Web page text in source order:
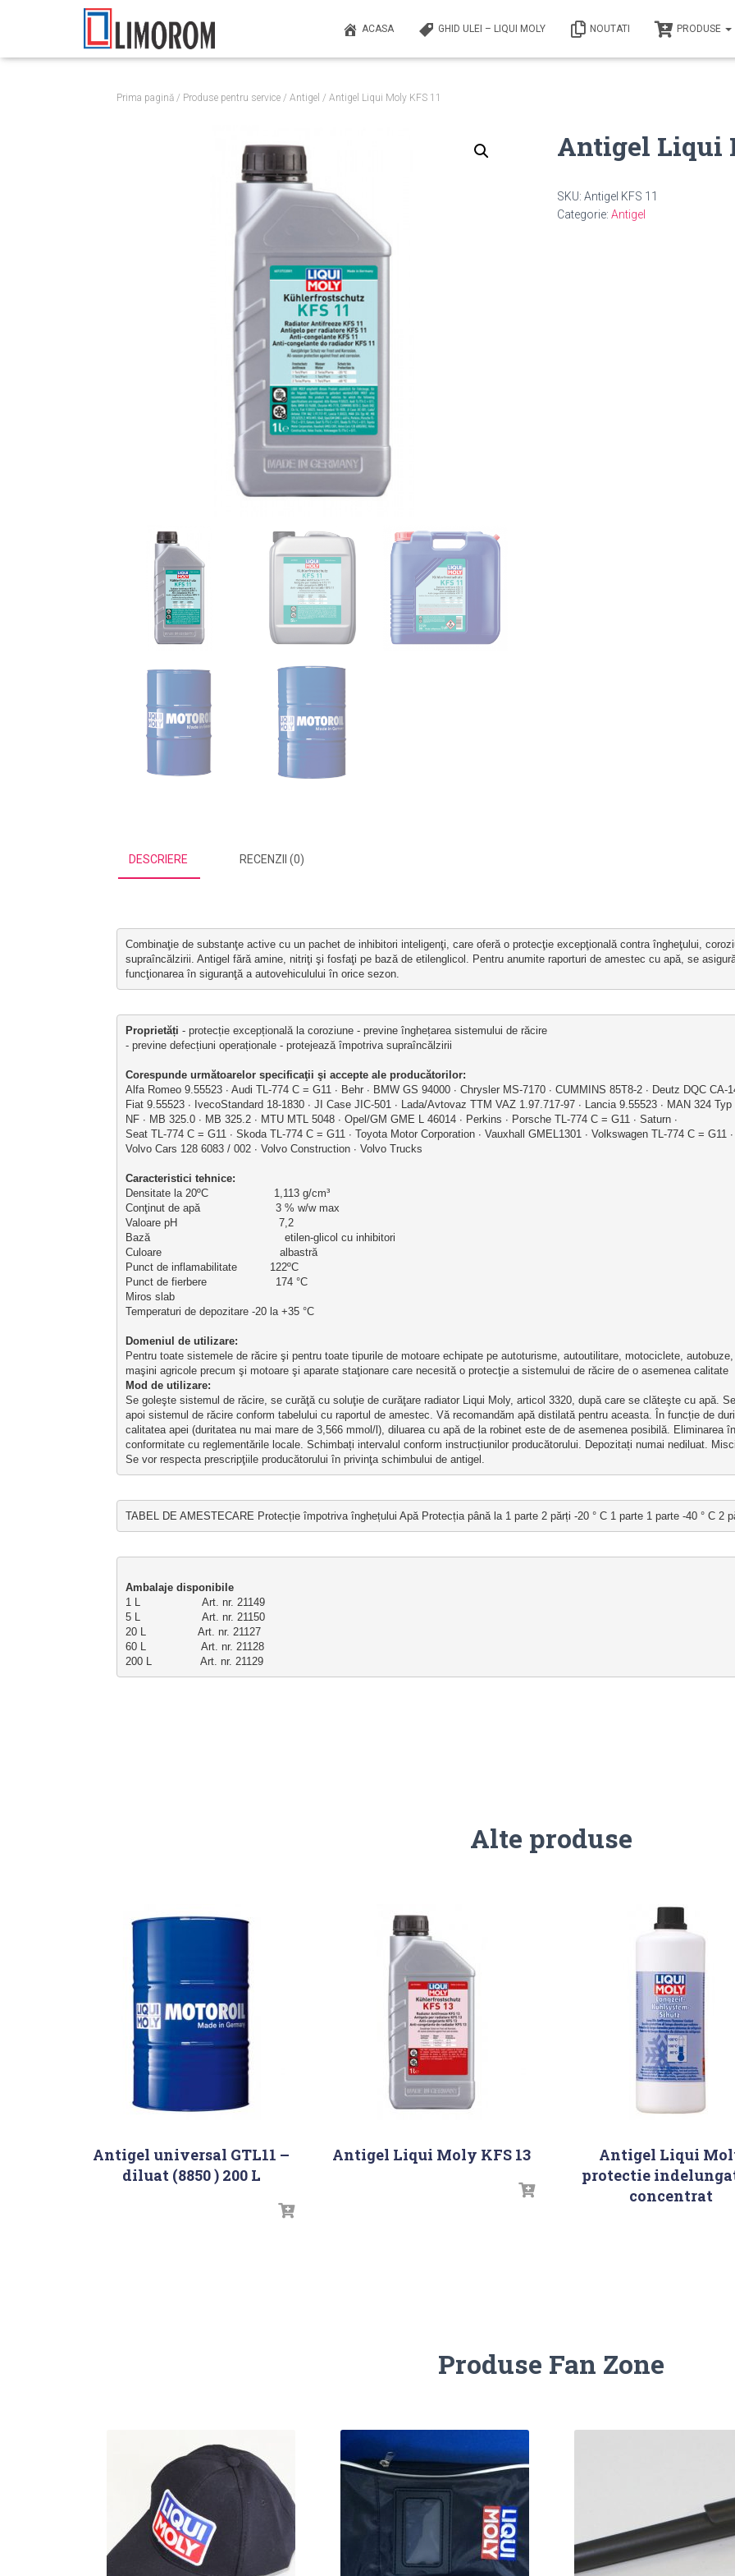
ACASA GHID ULEI – LIQUI MOLY NOUTATI PRODUSE
Prima pagină / Produse pentru service / Antigel / Antigel Liqui Moly KFS 11
Antigel Liqui
SKU: Antigel KFS 11
Categorie: Antigel
DESCRIERE RECENZII (0)
Combinaţie de substanţe active cu un pachet de inhibitori inteligenţi, care oferă o protecţie excepţională contra îngheţului,
supraîncălzirii. Antigel fără amine, nitriţi şi fosfaţi pe bază de etilenglicol. Pentru anumite raporturi de amestec cu apă, se
funcţionarea în siguranţă a autovehiculului în orice sezon.
Proprietăți - protecție excepțională la coroziune - previne înghețarea sistemului de răcire
- previne defecțiuni operaționale - protejează împotriva supraîncălzirii
Corespunde următoarelor specificaţii şi accepte ale producătorilor:
Alfa Romeo 9.55523 ∙ Audi TL-774 C = G11 ∙ Behr ∙ BMW GS 94000 ∙ Chrysler MS-7170 ∙ CUMMINS 85T8-2 ∙ Deutz DQC CA-
Fiat 9.55523 ∙ IvecoStandard 18-1830 ∙ JI Case JIC-501 ∙ Lada/Avtovaz TTM VAZ 1.97.717-97 ∙ Lancia 9.55523 ∙ MAN 324 Typ
NF ∙ MB 325.0 ∙ MB 325.2 ∙ MTU MTL 5048 ∙ Opel/GM GME L 46014 ∙ Perkins ∙ Porsche TL-774 C = G11 ∙ Saturn ∙
Seat TL-774 C = G11 ∙ Skoda TL-774 C = G11 ∙ Toyota Motor Corporation ∙ Vauxhall GMEL1301 ∙ Volkswagen TL-774 C = G11 ∙
Volvo Cars 128 6083 / 002 ∙ Volvo Construction ∙ Volvo Trucks
Caracteristici tehnice:
Densitate la 20ºC                    1,113 g/cm³
Conţinut de apă                       3 % w/w max
Valoare pH                               7,2
Bază                                         etilen-glicol cu inhibitori
Culoare                                    albastră
Punct de inflamabilitate          122ºC
Punct de fierbere                     174 °C
Miros slab
Temperaturi de depozitare -20 la +35 °C
Domeniul de utilizare:
Pentru toate sistemele de răcire şi pentru toate tipurile de motoare echipate pe autoturisme, autoutilitare, motociclete, autobuze,
maşini agricole precum şi motoare şi aparate staţionare care necesită o protecţie a sistemului de răcire de o asemenea calitate
Mod de utilizare:
Se goleşte sistemul de răcire, se curăţă cu soluţie de curăţare radiator Liqui Moly, articol 3320, după care se clăteşte cu apă.
apoi sistemul de răcire conform tabelului cu raportul de amestec. Vă recomandăm apă distilată pentru aceasta. În funcție de
calitatea apei (duritatea nu mai mare de 3,566 mmol/l), diluarea cu apă de la robinet este de de asemenea posibilă. Eliminarea în
conformitate cu reglementările locale. Schimbați intervalul conform instrucțiunilor producătorului. Depozitați numai nediluat.
Se vor respecta prescripţiile producătorului în privinţa schimbului de antigel.
TABEL DE AMESTECARE Protecție împotriva înghețului Apă Protecția până la 1 parte 2 părți -20 ° C 1 parte 1 parte -40 ° C 2
Ambalaje disponibile
1 L                   Art. nr. 21149
5 L                   Art. nr. 21150
20 L                Art. nr. 21127
60 L                 Art. nr. 21128
200 L               Art. nr. 21129
Alte produse
Antigel universal GTL11 –
diluat (8850 ) 200 L
Antigel Liqui Moly KFS 13
Antigel Liqui
protectie
concentrat
Produse Fan Zone